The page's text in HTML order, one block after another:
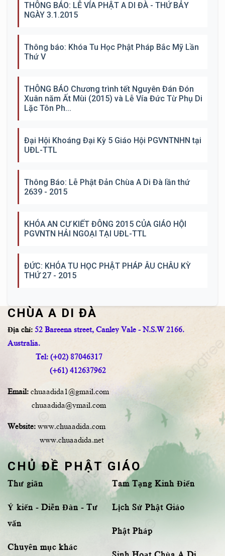
THÔNG BÁO: LỄ VÍA PHẬT A DI ĐÀ - THỨ BẢY
NGÀY 3.1.2015
Thông báo: Khóa Tu Học Phật Pháp Bắc Mỹ Lần
Thứ V
THÔNG BÁO Chương trình tết Nguyên Đán Đón
Xuân năm Ất Mùi (2015) và Lễ Vía Đức Từ Phụ Di
Lặc Tôn Ph...
Đại Hội Khoáng Đại Kỳ 5 Giáo Hội PGVNTNHN tại
UĐL-TTL
Thông Báo: Lễ Phật Đản Chùa A Di Đà lần thứ
2639 - 2015
KHÓA AN CƯ KIẾT ĐÔNG 2015 CỦA GIÁO HỘI
PGVNTN HẢI NGOẠI TẠI UĐL-TTL
ĐỨC: KHÓA TU HỌC PHẬT PHÁP ÂU CHÂU KỲ
THỨ 27 - 2015
CHÙA A DI ĐÀ
Địa chỉ: 52 Bareena street, Canley Vale - N.S.W 2166.
Australia.
Tel: (+02) 87046317
(+61) 412637962
Email: chuaadida1@gmail.com
chuaadida@ymail.com
Website: www.chuaadida.com
www.chuaadida.net
CHỦ ĐỀ PHẬT GIÁO
Thư giãn
Ý kiến - Diễn Đàn - Tư
vấn
Chuyên mục khác
Tam Tạng Kinh Điển
Lịch Sử Phật Giáo
Phật Pháp